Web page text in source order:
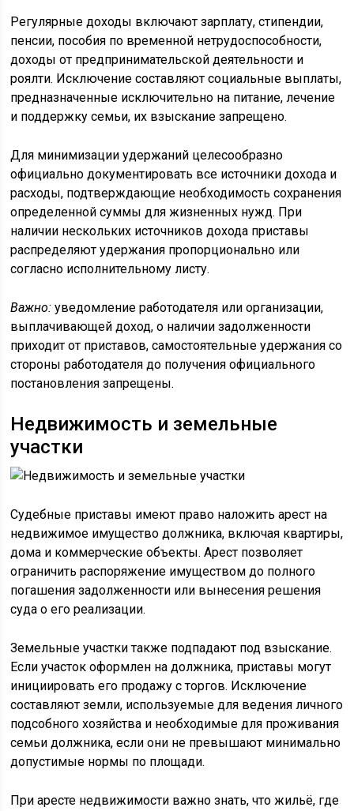
Регулярные доходы включают зарплату, стипендии,
пенсии, пособия по временной нетрудоспособности,
доходы от предпринимательской деятельности и
роялти. Исключение составляют социальные выплаты,
предназначенные исключительно на питание, лечение
и поддержку семьи, их взыскание запрещено.
Для минимизации удержаний целесообразно
официально документировать все источники дохода и
расходы, подтверждающие необходимость сохранения
определенной суммы для жизненных нужд. При
наличии нескольких источников дохода приставы
распределяют удержания пропорционально или
согласно исполнительному листу.
Важно: уведомление работодателя или организации,
выплачивающей доход, о наличии задолженности
приходит от приставов, самостоятельные удержания со
стороны работодателя до получения официального
постановления запрещены.
Недвижимость и земельные
участки
Судебные приставы имеют право наложить арест на
недвижимое имущество должника, включая квартиры,
дома и коммерческие объекты. Арест позволяет
ограничить распоряжение имуществом до полного
погашения задолженности или вынесения решения
суда о его реализации.
Земельные участки также подпадают под взыскание.
Если участок оформлен на должника, приставы могут
инициировать его продажу с торгов. Исключение
составляют земли, используемые для ведения личного
подсобного хозяйства и необходимые для проживания
семьи должника, если они не превышают минимально
допустимые нормы по площади.
При аресте недвижимости важно знать, что жильё, где